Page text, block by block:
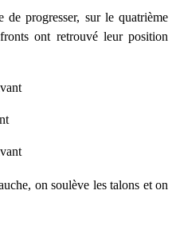
de progresser, sur le quatrième
ont retrouvé leur position
on soulève les talons et on